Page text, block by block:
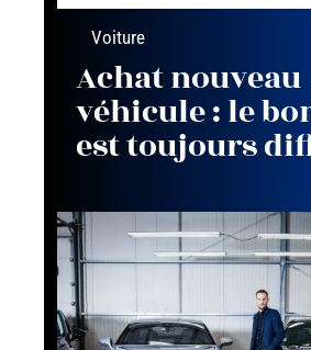
Voiture
Achat nouveau
véhicule : le
est toujours